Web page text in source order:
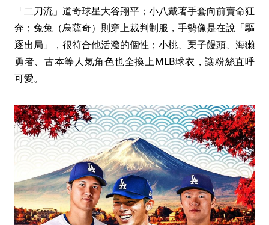
「二刀流」道奇球星大谷翔平；小八戴著手套向前賣命狂
奔；兔兔（烏薩奇）則穿上裁判制服，手勢像是在說「驅
逐出局」，很符合他活潑的個性；小桃、栗子饅頭、海獺
勇者、古本等人氣角色也全換上MLB球衣，讓粉絲直呼
可愛。